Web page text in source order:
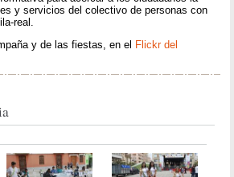
y servicios del colectivo de personas con
real.
y de las fiestas, en el Flickr del